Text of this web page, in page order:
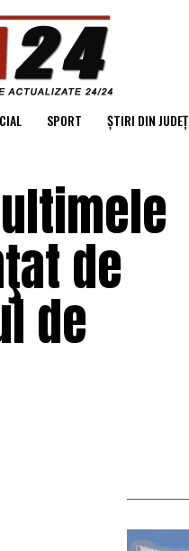
SPORT ȘTIRI DIN JUDEȚ
de
de